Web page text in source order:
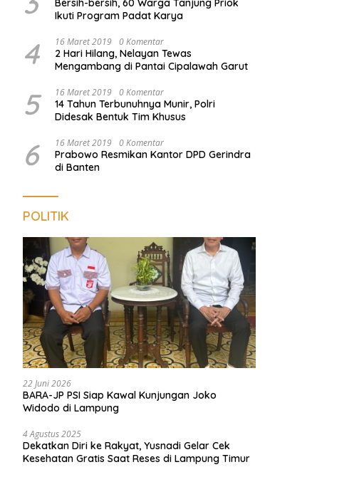
Bersih-bersih, 60 Warga Tanjung Priok
Ikuti Program Padat Karya
4 16 Maret 2019 0 Komentar
2 Hari Hilang, Nelayan Tewas
Mengambang di Pantai Cipalawah Garut
5 16 Maret 2019 0 Komentar
14 Tahun Terbunuhnya Munir, Polri
Didesak Bentuk Tim Khusus
6 16 Maret 2019 0 Komentar
Prabowo Resmikan Kantor DPD Gerindra
di Banten
POLITIK
22 Juni 2026
BARA-JP PSI Siap Kawal Kunjungan Joko
Widodo di Lampung
4 Agustus 2025
Dekatkan Diri ke Rakyat, Yusnadi Gelar Cek
Kesehatan Gratis Saat Reses di Lampung Timur